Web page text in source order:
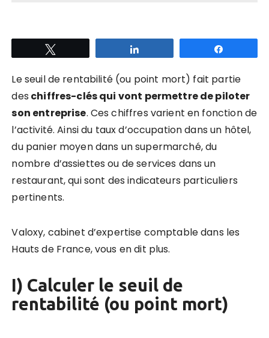
Le seuil de rentabilité (ou point mort) fait partie
des chiffres-clés qui vont permettre de piloter
son entreprise. Ces chiffres varient en fonction de
l’activité. Ainsi du taux d’occupation dans un hôtel,
du panier moyen dans un supermarché, du
nombre d’assiettes ou de services dans un
restaurant, qui sont des indicateurs particuliers
pertinents.
Valoxy, cabinet d’expertise comptable dans les
Hauts de France, vous en dit plus.
I) Calculer le seuil de
rentabilité (ou point mort)